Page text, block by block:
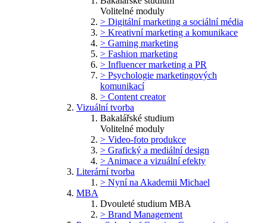
Volitelné moduly
> Digitální marketing a sociální média
> Kreativní marketing a komunikace
> Gaming marketing
> Fashion marketing
> Influencer marketing a PR
> Psychologie marketingových
komunikací
> Content creator
Vizuální tvorba
Bakalářské studium
Volitelné moduly
> Video-foto produkce
> Grafický a mediální design
> Animace a vizuální efekty
Literární tvorba
> Nyní na Akademii Michael
MBA
Dvouleté studium MBA
> Brand Management